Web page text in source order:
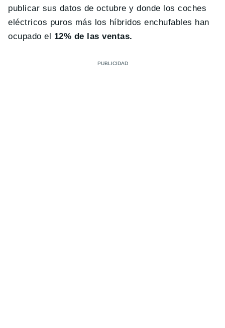
publicar sus datos de octubre y donde los coches
eléctricos puros más los híbridos enchufables han
ocupado el 12% de las ventas.